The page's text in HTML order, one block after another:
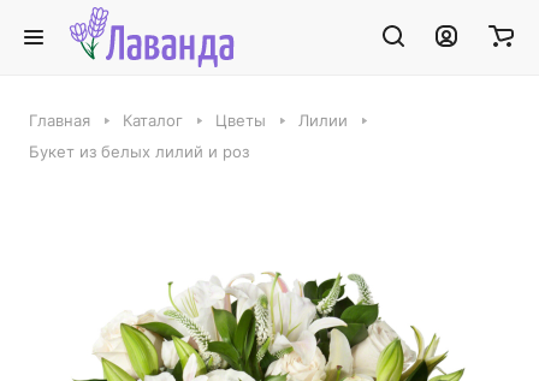
Главная Каталог Цветы
Лилии
Букет из белых лилий и роз